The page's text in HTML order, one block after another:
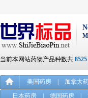
当前本网站药物产品种数共 8525
美国药房 加拿大
日本药房
德国药房